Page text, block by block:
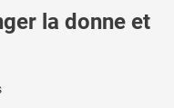
la donne et